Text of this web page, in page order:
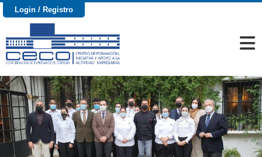
Login / Registro